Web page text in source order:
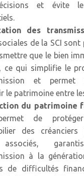
et évite
des
de la SCI sont
que le bien
ce qui simplifie le
et permet
le patrimoine entre
du patrimoine
de
des créanciers
à la
de difficultés